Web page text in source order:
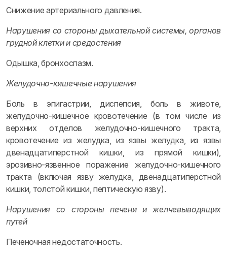
Снижение артериального давления.
Нарушения со стороны дыхательной системы, органов
грудной клетки и средостения
Одышка, бронхоспазм.
Желудочно-кишечные нарушения
Боль в эпигастрии, диспепсия, боль в животе,
желудочно-кишечное кровотечение (в том числе из
верхних отделов желудочно-кишечного тракта,
кровотечение из желудка, из язвы желудка, из язвы
двенадцатиперстной кишки, из прямой кишки),
эрозивно-язвенное поражение желудочно-кишечного
тракта (включая язву желудка, двенадцатиперстной
кишки, толстой кишки, пептическую язву).
Нарушения со стороны печени и желчевыводящих
путей
Печеночная недостаточность.